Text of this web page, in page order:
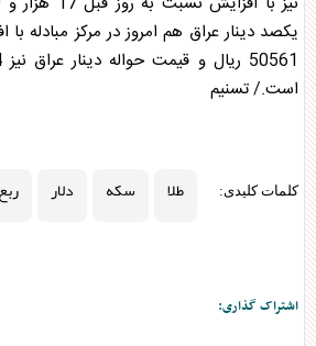
یکصد دینار عراق هم امروز در مرکز مبادله
است./ تسنیم
کلمات کلیدی: طلا سکه دلار ربع
اشتراک گذاری: